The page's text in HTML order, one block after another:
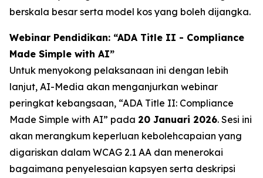
berskala besar serta model kos yang boleh dijangka.
Webinar Pendidikan: “ADA Title II - Compliance
Made Simple with AI”
Untuk menyokong pelaksanaan ini dengan lebih
lanjut, AI-Media akan menganjurkan webinar
peringkat kebangsaan, “ADA Title II: Compliance
Made Simple with AI” pada 20 Januari 2026. Sesi ini
akan merangkum keperluan kebolehcapaian yang
digariskan dalam WCAG 2.1 AA dan menerokai
bagaimana penyelesaian kapsyen serta deskripsi